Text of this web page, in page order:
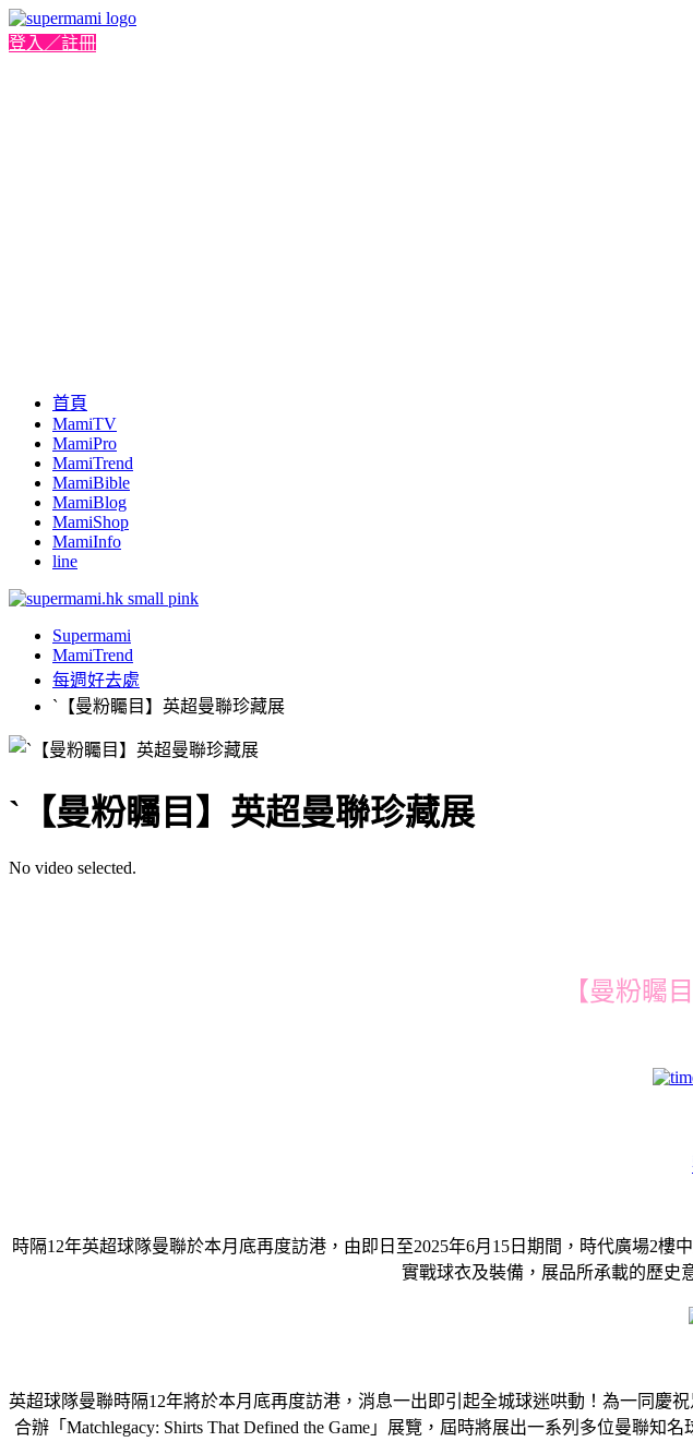
登入／註冊
首頁
MamiTV
MamiPro
MamiTrend
MamiBible
MamiBlog
MamiShop
MamiInfo
line
Supermami
MamiTrend
每週好去處
`【曼粉矚目】英超曼聯珍藏展
`【曼粉矚目】英超曼聯珍藏展
No video selected.
【曼粉矚
時隔12年英超球隊曼聯於本月底再度訪港，由即日至2025年6月15日期間，時代廣場2
實戰球衣及裝備，展品所承載的歷史
英超球隊曼聯時隔12年將於本月底再度訪港，消息一出即引起全城球迷哄動！為一同慶
合辦「Matchlegacy: Shirts That Defined the Game」展覽，屆時將展出一系列多位曼聯